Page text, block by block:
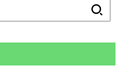
索: